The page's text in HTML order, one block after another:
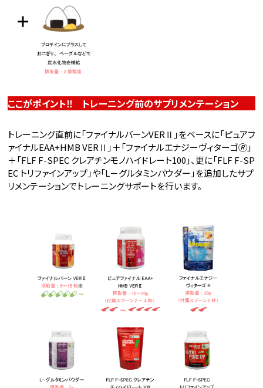
ここがポイント‼ トレーニング前のサプリメンテーション
トレーニング直前に「ファイナルバーンVERⅡ」をベースに「ピュアフ
ァイナルEAA+HMB VERⅡ」＋「ファイナルエナジーヴィターゴ🄬」
＋「FLF F-SPEC クレアチンモノハイドレート100」、更に「FLF F-SP
EC トリファインアップ」や「L－グルタミンパウダー」を追加したサプ
リメンテーションでトレーニングサポートを行います。